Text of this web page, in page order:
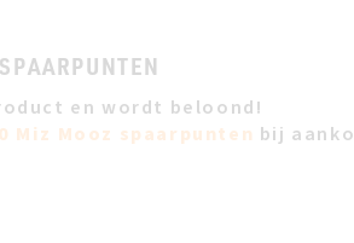
en wordt beloond!
Miz Mooz spaarpunten bij